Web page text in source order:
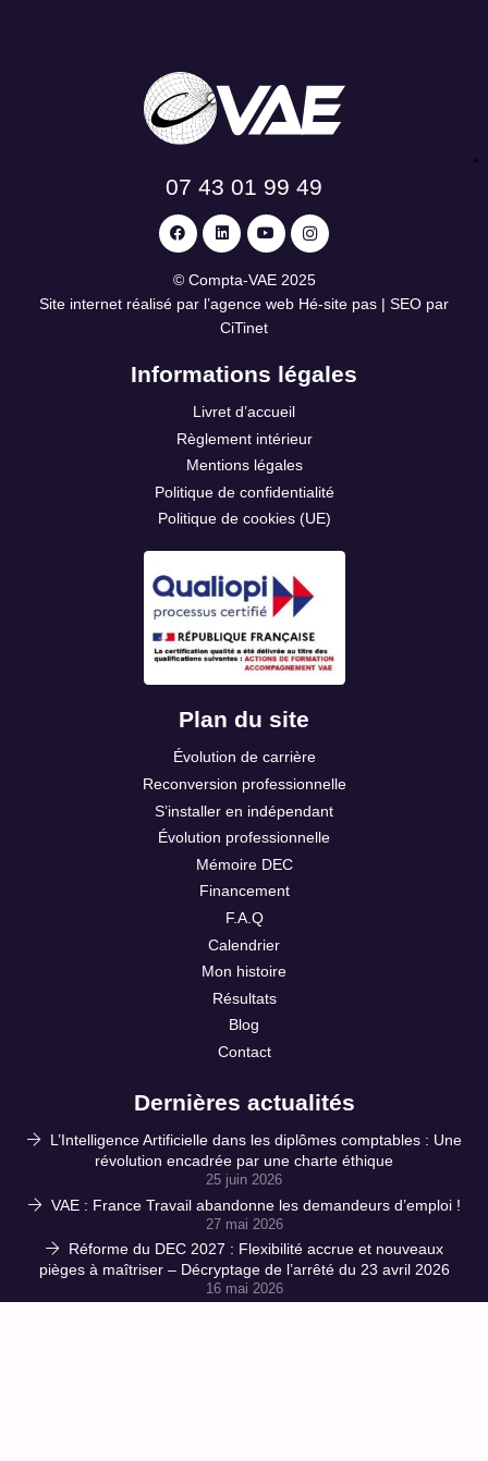
07 43 01 99 49
© Compta-VAE2025
Site internet réalisé par l’agence web Hé-site pas | SEO par
CiTinet
Informations légales
Livret d’accueil
Règlement intérieur
Mentions légales
Politique de confidentialité
Politique de cookies (UE)
Plan du site
Évolution de carrière
Reconversion professionnelle
S’installer en indépendant
Évolution professionnelle
Mémoire DEC
Financement
F.A.Q
Calendrier
Mon histoire
Résultats
Blog
Contact
Dernières actualités
L’Intelligence Artificielle dans les diplômes comptables : Une
révolution encadrée par une charte éthique
25 juin 2026
VAE : France Travail abandonne les demandeurs d’emploi !
27 mai 2026
Réforme du DEC 2027 : Flexibilité accrue et nouveaux
pièges à maîtriser – Décryptage de l’arrêté du 23 avril 2026
16 mai 2026